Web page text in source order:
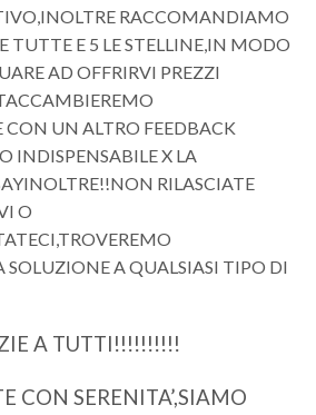
RACCOMANDIAMO
TUTTE E 5 LE STELLINE,IN MODO
AD OFFRIRVI PREZZI
UN ALTRO FEEDBACK
INDISPENSABILE X LA
RILASCIATE
O
A QUALSIASI TIPO DI
A TUTTI!!!!!!!!!!
CON SERENITA’,SIAMO